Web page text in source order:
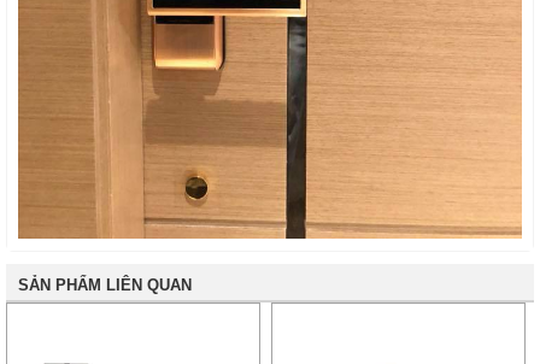
SẢN PHẨM LIÊN QUAN